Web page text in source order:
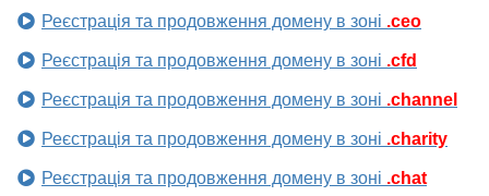
Реєстрація та продовження домену в зоні .ceo
Реєстрація та продовження домену в зоні .cfd
Реєстрація та продовження домену в зоні .channel
Реєстрація та продовження домену в зоні .charity
Реєстрація та продовження домену в зоні .chat